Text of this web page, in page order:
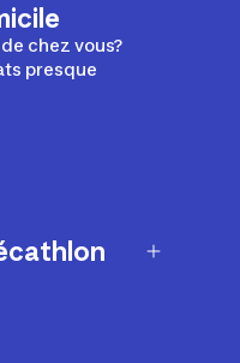
chez vous?
presque